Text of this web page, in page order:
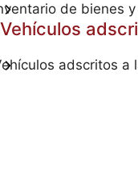
de bienes
Vehículos
adscritos a